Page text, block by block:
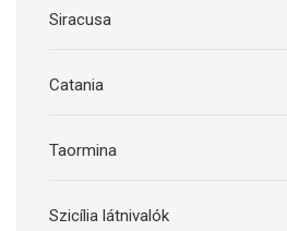
Siracusa
Catania
Taormina
Szicília látnivalók